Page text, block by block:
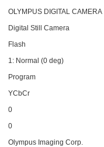
OLYMPUS DIGITAL CAMERA
Digital Still Camera
Flash
1: Normal (0 deg)
Program
YCbCr
0
0
Olympus Imaging Corp.